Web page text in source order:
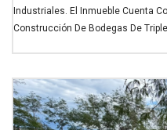
Industriales. El Inmueble Cuenta
Construcción De Bodegas De